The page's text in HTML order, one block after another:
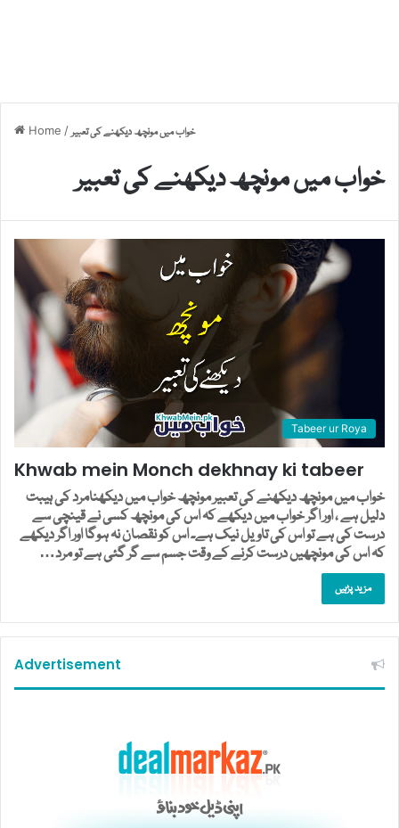
Home /خواب میں مونچھ دیکھنے کی تعبیر
خواب میں مونچھ دیکھنے کی تعبیر
Tabeer ur Roya
Khwab mein Monch dekhnay ki tabeer
خواب میں مونچھ دیکھنے کی تعبیر مونچھ خواب میں دیکھنامرد کی ہیبت
دلیل ہے ، اور اگر خواب میں دیکھے کہ اس کی مونچھ کسی نے قینچی سے
درست کی ہے تو اس کی تاویل نیک ہے۔ اس کو نقصان نہ ہوگا اور اگر دیکھے
کہ اس کی مونچھیں درست کرنے کے وقت جسم سے گر گئی ہے تو مرد…
مزید پڑہیں
Advertisement